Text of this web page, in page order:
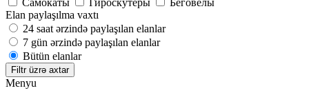
Самокаты
Гироскутеры
Беговелы
Elan paylaşılma vaxtı
24 saat ərzində paylaşılan elanlar
7 gün ərzində paylaşılan elanlar
Bütün elanlar
Filtr üzrə axtar
Menyu